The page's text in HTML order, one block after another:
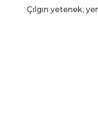
Çılgın yetenek,